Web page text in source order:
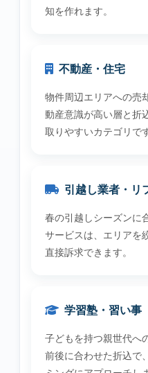
知を作れます。
不動産・住宅
物件周辺エリアへの売
動産意識が高い層と折
取りやすいカテゴリで
引越し業者・リ
春の引越しシーズンに
サービスは、エリアを
直接訴求できます。
学習塾・習い事
子どもを持つ親世代へ
前後に合わせた折込で